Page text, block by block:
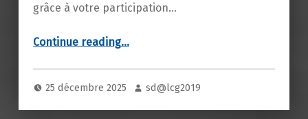
grâce à votre participation…
Continue reading“Du matériel artistique à l’intention des bénéficiaires du CPAS de Chaumont-Gistoux”
…
25 décembre 2025 sd@lcg2019